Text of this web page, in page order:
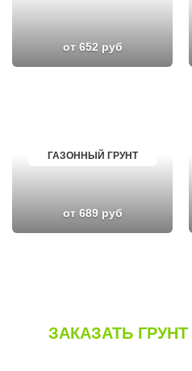
от 652 руб
ГАЗОННЫЙ ГРУНТ
от 689 руб
ЗАКАЗАТЬ